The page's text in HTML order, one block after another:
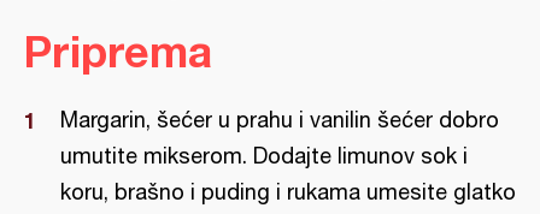
Priprema
Margarin, šećer u prahu i vanilin šećer dobro
umutite mikserom. Dodajte limunov sok i
koru, brašno i puding i rukama umesite glatko